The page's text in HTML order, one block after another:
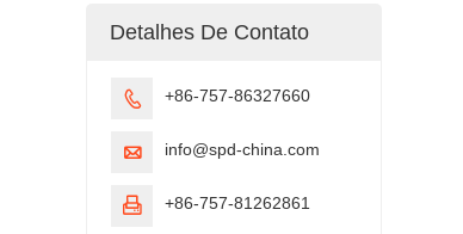
Detalhes De Contato
 +86-757-86327660
 info@spd-china.com
 +86-757-81262861